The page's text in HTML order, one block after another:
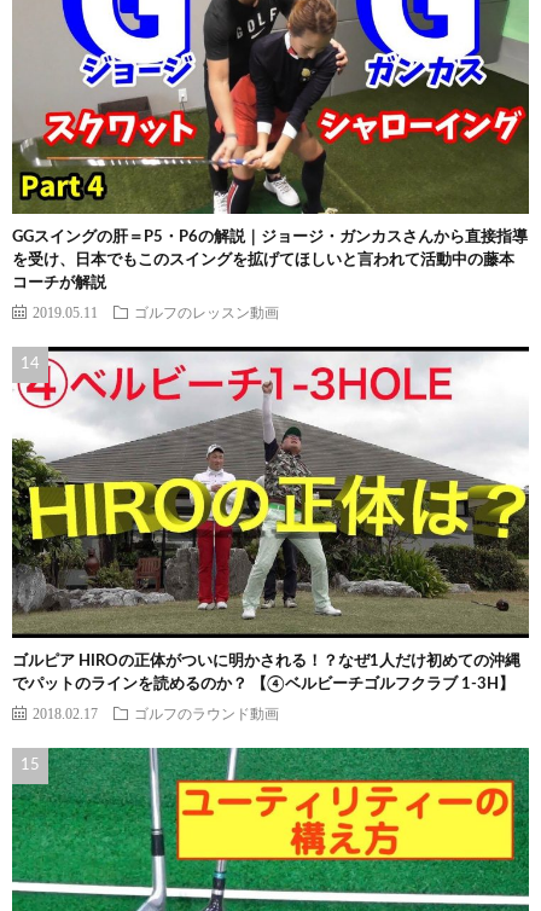
GGスイングの肝＝P5・P6の解説｜ジョージ・ガンカスさんから直接指導
を受け、日本でもこのスイングを拡げてほしいと言われて活動中の藤本
コーチが解説
2019.05.11 ゴルフのレッスン動画
ゴルピア HIROの正体がついに明かされる！？なぜ1人だけ初めての沖縄
でパットのラインを読めるのか？ 【④ベルビーチゴルフクラブ 1-3H】
2018.02.17 ゴルフのラウンド動画